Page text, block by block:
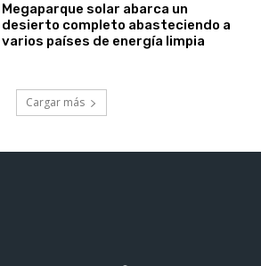
Megaparque solar abarca un
desierto completo abasteciendo a
varios países de energía limpia
Cargar más